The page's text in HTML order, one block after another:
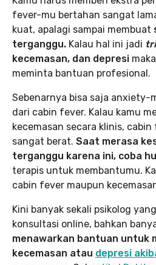
fever-mu bertahan sangat
kuat, apalagi sampai membuat
terganggu. Kalau hal ini jadi
kecemasan, dan depresi
meminta bantuan profesional.
Sebenarnya bisa saja anxiety-
dari cabin fever. Kalau kamu
kecemasan secara klinis,
sangat berat. Saat merasa
terganggu karena ini, coba
terapis untuk membantumu.
cabin fever maupun
Kini banyak sekali psikolog
konsultasi online, bahkan
menawarkan bantuan untuk
kecemasan atau depresi